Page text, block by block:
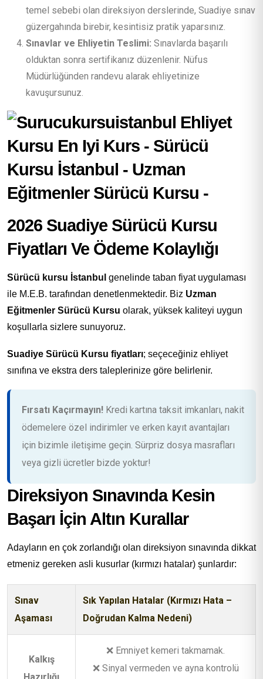
temel sebebi olan direksiyon derslerinde, Suadiye sınav
güzergahında birebir, kesintisiz pratik yaparsınız.
Sınavlar ve Ehliyetin Teslimi: Sınavlarda başarılı
olduktan sonra sertifikanız düzenlenir. Nüfus
Müdürlüğünden randevu alarak ehliyetinize
kavuşursunuz.
2026 Suadiye Sürücü Kursu
Fiyatları Ve Ödeme Kolaylığı
Sürücü kursu İstanbul genelinde taban fiyat uygulaması
ile M.E.B. tarafından denetlenmektedir. Biz Uzman
Eğitmenler Sürücü Kursu olarak, yüksek kaliteyi uygun
koşullarla sizlere sunuyoruz.
Suadiye Sürücü Kursu fiyatları; seçeceğiniz ehliyet
sınıfına ve ekstra ders taleplerinize göre belirlenir.
Fırsatı Kaçırmayın! Kredi kartına taksit imkanları, nakit
ödemelere özel indirimler ve erken kayıt avantajları
için bizimle iletişime geçin. Sürpriz dosya masrafları
veya gizli ücretler bizde yoktur!
Direksiyon Sınavında Kesin
Başarı İçin Altın Kurallar
Adayların en çok zorlandığı olan direksiyon sınavında dikkat
etmeniz gereken asli kusurlar (kırmızı hatalar) şunlardır:
Sınav
Aşaması
Sık Yapılan Hatalar (Kırmızı Hata –
Doğrudan Kalma Nedeni)
Kalkış
❌ Emniyet kemeri takmamak.
❌ Sinyal vermeden ve ayna kontrolü